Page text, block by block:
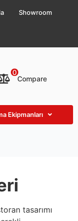
Showroom
Compare
0
Ekipmanları
tasarımı